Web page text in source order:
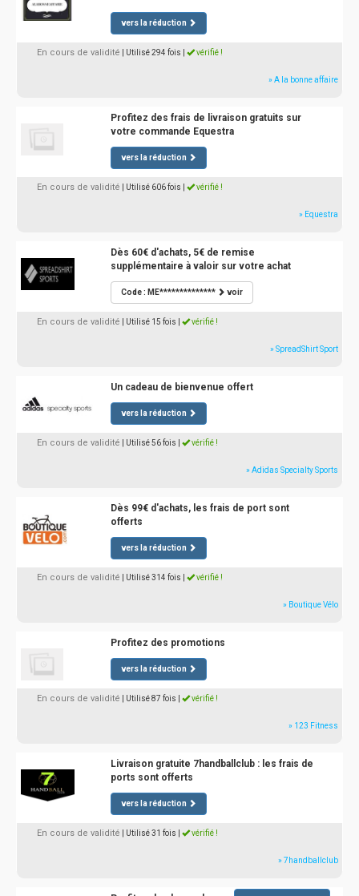
vers la réduction
En cours de validité | Utilisé 294 fois vérifié !
» A la bonne affaire
Profitez des frais de livraison gratuits sur
votre commande Equestra
vers la réduction
En cours de validité | Utilisé 606 fois vérifié !
» Equestra
Dès 60€ d'achats, 5€ de remise
supplémentaire à valoir sur votre achat
Code : ME************** voir
En cours de validité | Utilisé 15 fois vérifié !
» SpreadShirt Sport
Un cadeau de bienvenue offert
vers la réduction
En cours de validité | Utilisé 56 fois vérifié !
» Adidas Specialty Sports
Dès 99€ d'achats, les frais de port sont
offerts
vers la réduction
En cours de validité | Utilisé 314 fois vérifié !
» Boutique Vélo
Profitez des promotions
vers la réduction
En cours de validité | Utilisé 87 fois vérifié !
» 123 Fitness
Livraison gratuite 7handballclub : les frais de
ports sont offerts
vers la réduction
En cours de validité | Utilisé 31 fois vérifié !
» 7handballclub